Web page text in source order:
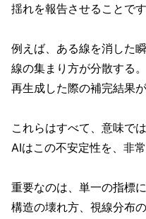
揺れを報告させることです
例えば、ある線を消した
線の集まり方が分散する。
再生成した際の補完結果
これらはすべて、意味で
AIはこの不安定性を、非
重要なのは、単一の指標
構造の壊れ方、視線分布